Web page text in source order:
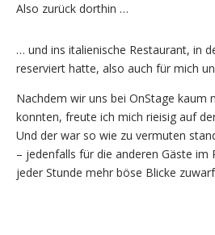
Also zurück dorthin …
… und ins italienische Restaurant, in
reserviert hatte, also auch für mich
Nachdem wir uns bei OnStage kaum
konnten, freute ich mich rieisig auf
Und der war so wie zu vermuten
– jedenfalls für die anderen Gäste im
jeder Stunde mehr böse Blicke